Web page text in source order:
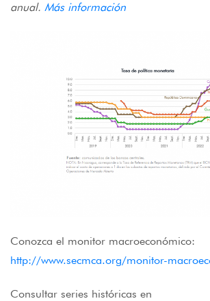
anual. Más información
Conozca el monitor macroeconómico:
http://www.secmca.org/monitor-
Consultar series históricas en